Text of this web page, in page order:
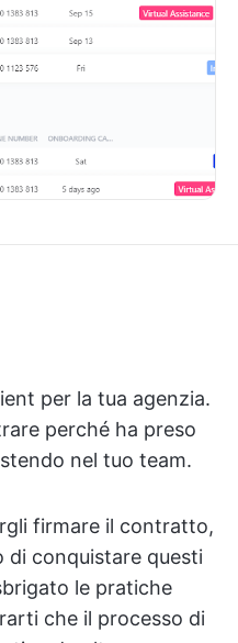
per la tua agenzia.
perché ha preso
nel tuo team.
firmare il contratto,
di conquistare questi
le pratiche
che il processo di